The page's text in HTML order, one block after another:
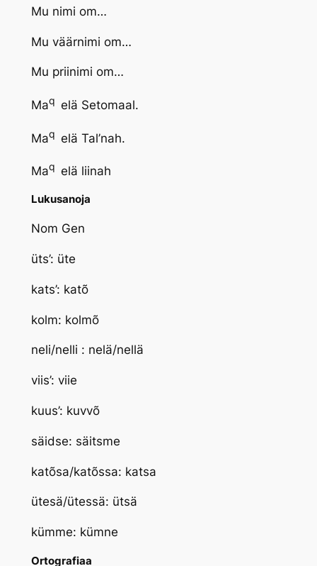
Mu nimi om…
Mu väärnimi om…
Mu priinimi om…
Maq elä Setomaal.
Maq elä Tal’nah.
Maq elä liinah
Lukusanoja
Nom Gen
üts’: üte
kats’: katõ
kolm: kolmõ
neli/nelli : nelä/nellä
viis’: viie
kuus’: kuvvõ
säidse: säitsme
katõsa/katõssa: katsa
ütesä/ütessä: ütsä
kümme: kümne
Ortografiaa